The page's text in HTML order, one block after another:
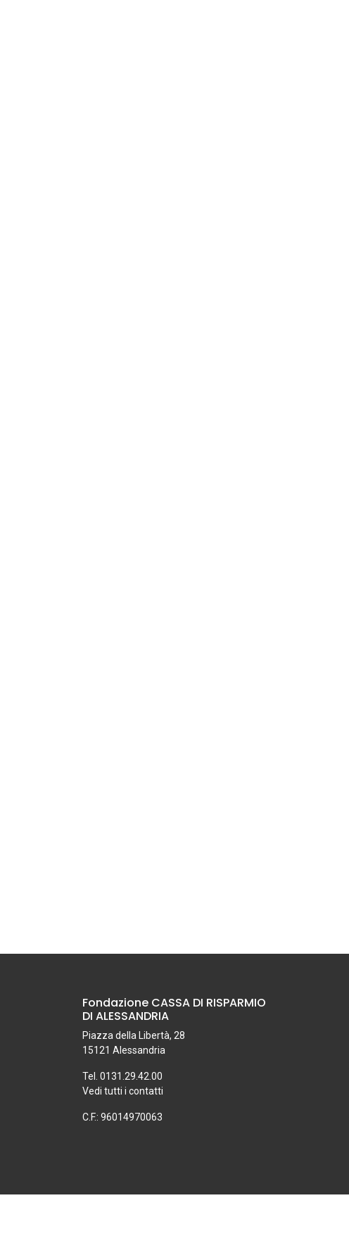
Fondazione CASSA DI RISPARMIO
DI ALESSANDRIA
Piazza della Libertà, 28
15121 Alessandria
Tel. 0131.29.42.00
Vedi tutti i contatti
C.F.: 96014970063